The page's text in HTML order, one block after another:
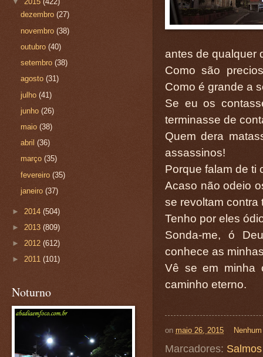
antes de qualquer
Como são
Como é grande a
Se eu os
terminasse de
Quem dera
assassinos!
Porque falam de ti
Acaso não odeio
se revoltam contra
Tenho por eles
Sonda-me, ó
conhece as
Vê se em minha
caminho eterno.
on maio 26, 2015
Marcadores: Salmos
dezembro(27)
novembro(38)
outubro(40)
setembro(38)
agosto(31)
julho(41)
junho(26)
maio(38)
abril(36)
março(35)
fevereiro(35)
janeiro(37)
► 2014 (504)
► 2013 (809)
► 2012 (612)
► 2011 (101)
Noturno